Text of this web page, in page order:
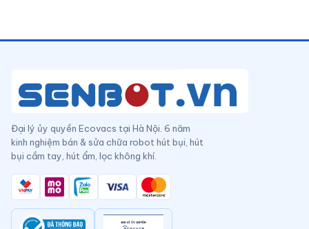
Đại lý ủy quyền Ecovacs tại Hà Nội. 6 năm
kinh nghiệm bán & sửa chữa robot hút bụi, hút
bụi cầm tay, hút ẩm, lọc không khí.